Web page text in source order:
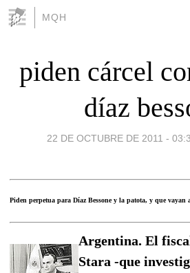
MQH
piden cárcel
díaz
22 DE OCTUBRE DE 2011 -
Piden perpetua para Díaz Bessone y la patota, y que vayan
Argentina. El
Stara -que